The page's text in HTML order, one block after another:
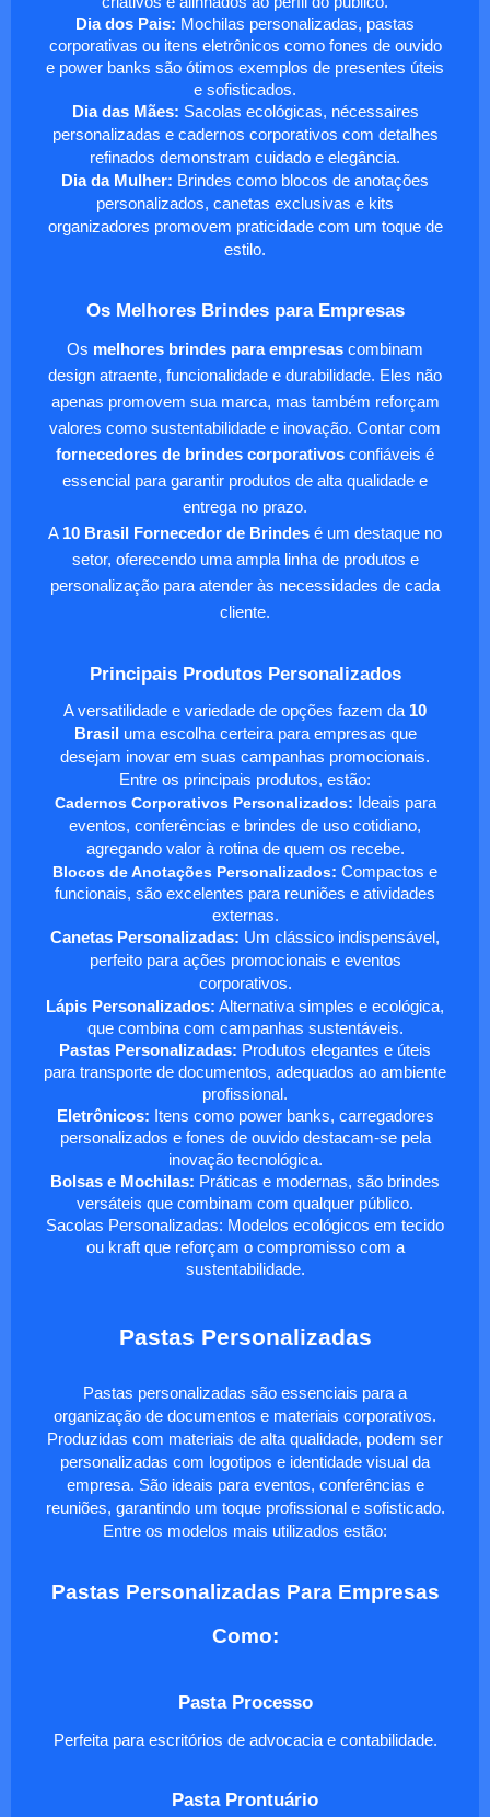
Dia dos Pais: Mochilas personalizadas, pastas
corporativas ou itens eletrônicos como fones de ouvido
e power banks são ótimos exemplos de presentes úteis
e sofisticados.
Dia das Mães: Sacolas ecológicas, nécessaires
personalizadas e cadernos corporativos com detalhes
refinados demonstram cuidado e elegância.
Dia da Mulher: Brindes como blocos de anotações
personalizados, canetas exclusivas e kits
organizadores promovem praticidade com um toque de
estilo.
Os Melhores Brindes para Empresas
Os melhores brindes para empresas combinam
design atraente, funcionalidade e durabilidade. Eles não
apenas promovem sua marca, mas também reforçam
valores como sustentabilidade e inovação. Contar com
fornecedores de brindes corporativos confiáveis é
essencial para garantir produtos de alta qualidade e
entrega no prazo.
A 10 Brasil Fornecedor de Brindes é um destaque no
setor, oferecendo uma ampla linha de produtos e
personalização para atender às necessidades de cada
cliente.
Principais Produtos Personalizados
A versatilidade e variedade de opções fazem da 10
Brasil uma escolha certeira para empresas que
desejam inovar em suas campanhas promocionais.
Entre os principais produtos, estão:
Cadernos Corporativos Personalizados: Ideais para
eventos, conferências e brindes de uso cotidiano,
agregando valor à rotina de quem os recebe.
Blocos de Anotações Personalizados: Compactos e
funcionais, são excelentes para reuniões e atividades
externas.
Canetas Personalizadas: Um clássico indispensável,
perfeito para ações promocionais e eventos
corporativos.
Lápis Personalizados: Alternativa simples e ecológica,
que combina com campanhas sustentáveis.
Pastas Personalizadas: Produtos elegantes e úteis
para transporte de documentos, adequados ao ambiente
profissional.
Eletrônicos: Itens como power banks, carregadores
personalizados e fones de ouvido destacam-se pela
inovação tecnológica.
Bolsas e Mochilas: Práticas e modernas, são brindes
versáteis que combinam com qualquer público.
Sacolas Personalizadas: Modelos ecológicos em tecido
ou kraft que reforçam o compromisso com a
sustentabilidade.
Pastas Personalizadas
Pastas personalizadas são essenciais para a
organização de documentos e materiais corporativos.
Produzidas com materiais de alta qualidade, podem ser
personalizadas com logotipos e identidade visual da
empresa. São ideais para eventos, conferências e
reuniões, garantindo um toque profissional e sofisticado.
Entre os modelos mais utilizados estão:
Pastas Personalizadas Para Empresas
Como:
Pasta Processo
Perfeita para escritórios de advocacia e contabilidade.
Pasta Prontuário